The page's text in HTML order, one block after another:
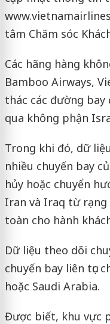
tâm Chăm sóc
Các hãng hàng
Bamboo Airways,
thác các đường bay
qua không phận
Trong khi đó, dữ
nhiều chuyến bay
hủy hoặc chuyển
Iran và Iraq từ rạng
toàn cho hành
Dữ liệu theo dõi
chuyến bay liên tục
hoặc Saudi Arabia.
Được biết, khu vực